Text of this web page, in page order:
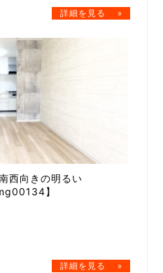
西向きの明るい
】